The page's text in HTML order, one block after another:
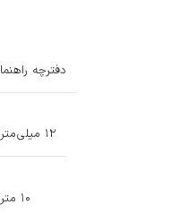
دفترچه راهنما
۱۲ میلی‌متر
۱۰ متر